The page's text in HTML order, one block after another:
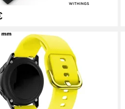
1,50 mm - 8 à 25 mm
1,80 mm - 8 à 25 mm